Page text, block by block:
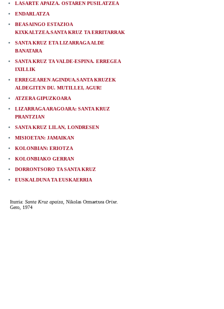
LASARTE APAIZA. OSTAREN PUSILATZEA
ENDARLATZA
BEASAINGO ESTAZIOA
KIXKALTZEA.SANTA KRUZ TA ERRITARRAK
SANTA KRUZ ETA LIZARRAGA ALDE
BANATARA
SANTA KRUZ TA VALDE-ESPINA. ERREGEA
IXILLIK
ERREGEAREN AGINDUA.SANTA KRUZEK
ALDEGITEN DU. MUTILLEI, AGUR!
ATZERA GIPUZKOARA
LIZARRAGA ARAGOARA: SANTA KRUZ
PRANTZIAN
SANTA KRUZ LILAN, LONDRESEN
MISIOETAN: JAMAIKAN
KOLONBIAN: ERIOTZA
KOLONBIAKO GERRAN
DORRONTSORO TA SANTA KRUZ
EUSKALDUNA TA EUSKAERRIA
Iturria: Santa Kruz apaiza , Nikolas Ormaetxea Orixe.
Gero, 1974